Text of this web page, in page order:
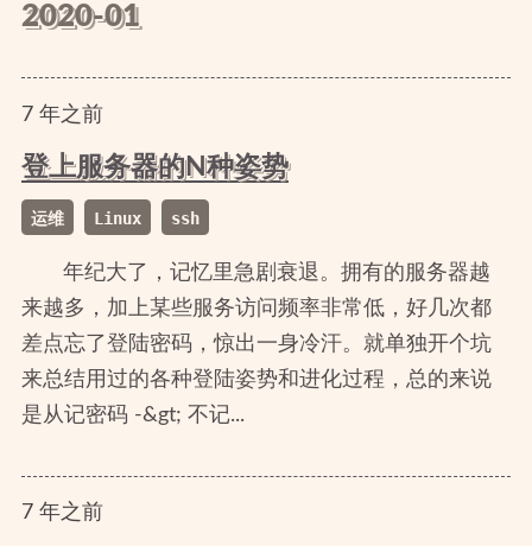
2020-01
7年之前
登上服务器的N种姿势
运维 Linux ssh
年纪大了，记忆里急剧衰退。拥有的服务器越
来越多，加上某些服务访问频率非常低，好几次都
差点忘了登陆密码，惊出一身冷汗。就单独开个坑
来总结用过的各种登陆姿势和进化过程，总的来说
是从记密码 -&gt; 不记...
7年之前